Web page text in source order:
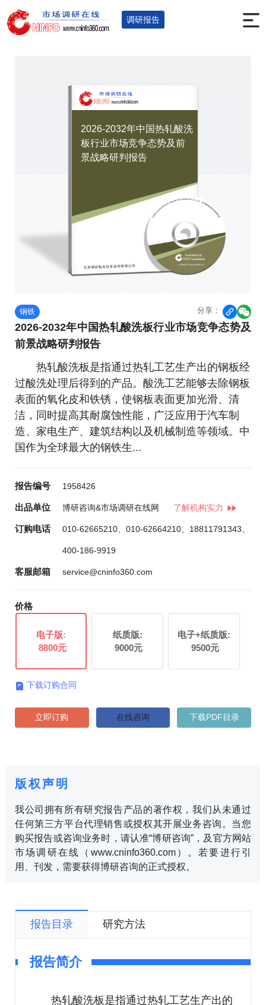
调研报告
您的位置：首页>调研报告 >冶金矿产
2026-2032年中国热轧酸洗
板行业市场竞争态势及前
景战略研判报告
钢铁 分享：  
2026-2032年中国热轧酸洗板行业市场竞争态势及
前景战略研判报告
热轧酸洗板是指通过热轧工艺生产出的钢板经
过酸洗处理后得到的产品。酸洗工艺能够去除钢板
表面的氧化皮和铁锈，使钢板表面更加光滑、清
洁，同时提高其耐腐蚀性能，广泛应用于汽车制
造、家电生产、建筑结构以及机械制造等领域。中
国作为全球最大的钢铁生...
报告编号 1958426
出品单位 博研咨询&市场调研在线网 了解机构实力
订购电话 010-62665210、010-62664210、18811791343、
400-186-9919
客服邮箱 service@cninfo360.com
价格
电子版:
8800元
纸质版:
9000元
电子+纸质版:
9500元
 下载订购合同
立即订购 在线咨询 下载PDF目录
版权声明
我公司拥有所有研究报告产品的著作权，我们从未通过
任何第三方平台代理销售或授权其开展业务咨询。当您
购买报告或咨询业务时，请认准“博研咨询”，及官方网站
市场调研在线（www.cninfo360.com）。若要进行引
用、刊发，需要获得博研咨询的正式授权。
报告目录 研究方法
报告简介
热轧酸洗板是指通过热轧工艺生产出的